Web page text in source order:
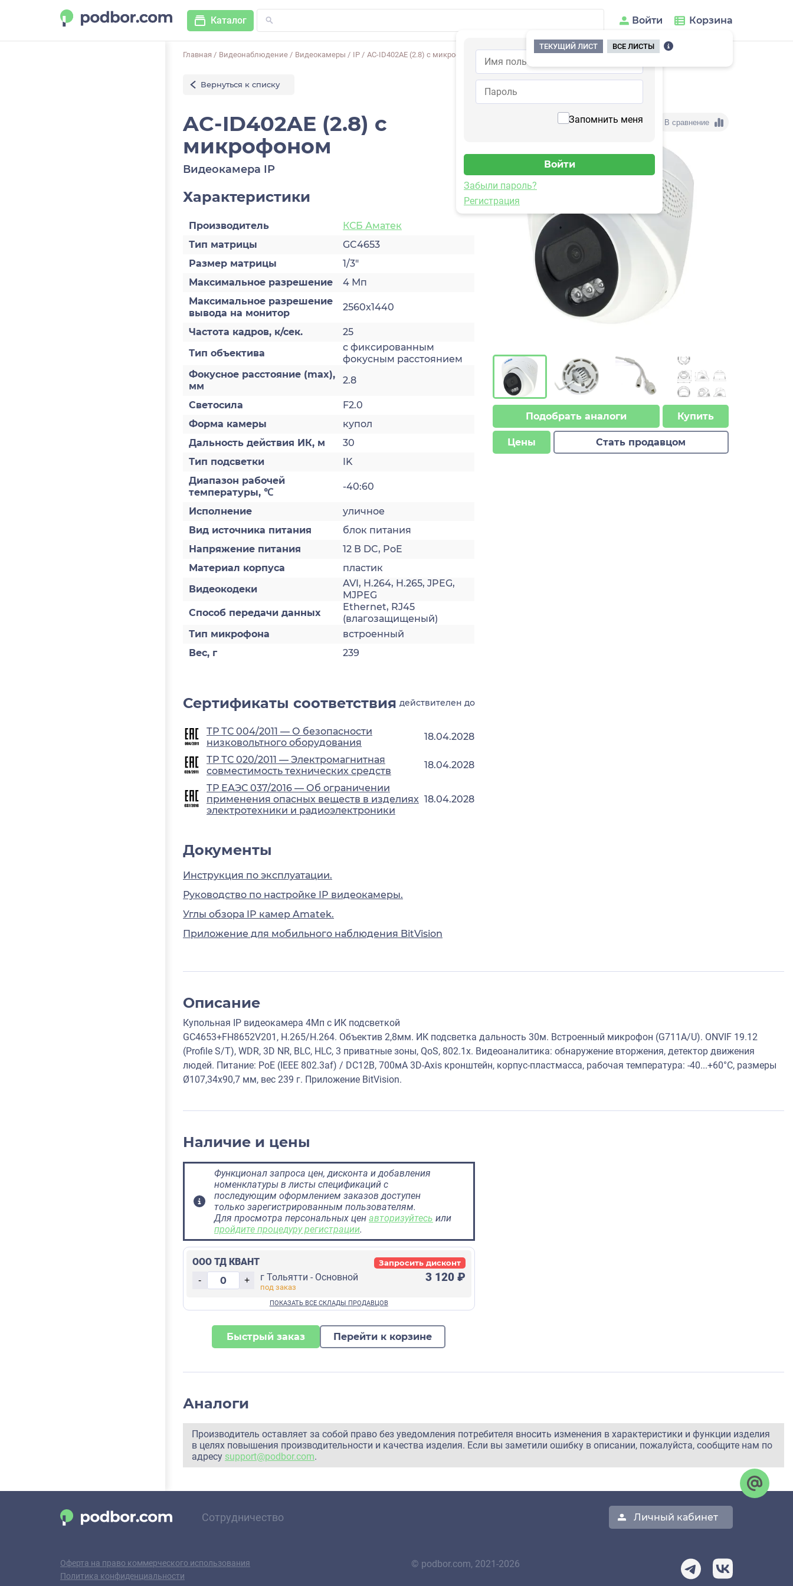
Каталог Войти
Запомнить меня
Забыли пароль?
Регистрация
Корзина
ТЕКУЩИЙ ЛИСТ
ВСЕ ЛИСТЫ
Главная / Видеонаблюдение / Видеокамеры / IP / AC-ID402AE (2.8) с микрофоном
Вернуться к списку
AC-ID402AE (2.8) с
микрофоном
Видеокамера IP
Характеристики
Производитель
КСБ Аматек
Тип матрицы
GC4653
Размер матрицы
1/3″
Максимальное разрешение
4 Мп
Максимальное разрешение
вывода на монитор
2560x1440
Частота кадров, к/сек.
25
Тип объектива
с фиксированным
фокусным расстоянием
Фокусное расстояние (max),
мм
2.8
Светосила
F2.0
Форма камеры
купол
Дальность действия ИК, м
30
Тип подсветки
IK
Диапазон рабочей
температуры, ℃
-40:60
Исполнение
уличное
Вид источника питания
блок питания
Напряжение питания
12 В DC, PoE
Материал корпуса
пластик
Видеокодеки
AVI, H.264, H.265, JPEG,
MJPEG
Способ передачи данных
Ethernet, RJ45
(влагозащищеный)
Тип микрофона
встроенный
Вес, г
239
В сравнение
Подобрать аналоги Купить
Цены Стать продавцом
Сертификаты соответствия действителен до
ТР ТС 004/2011 — О безопасности
низковольтного оборудования
18.04.2028
ТР ТС 020/2011 — Электромагнитная
совместимость технических средств
18.04.2028
ТР ЕАЭС 037/2016 — Об ограничении
применения опасных веществ в изделиях
электротехники и радиоэлектроники
18.04.2028
Документы
Инструкция по эксплуатации.
Руководство по настройке IP видеокамеры.
Углы обзора IP камер Amatek.
Приложение для мобильного наблюдения BitVision
Описание
Купольная IP видеокамера 4Мп с ИК подсветкой
GC4653+FH8652V201, H.265/H.264. Объектив 2,8мм. ИК подсветка дальность 30м. Встроенный микрофон (G711A/U). ONVIF 19.12
(Profile S/T), WDR, 3D NR, BLC, HLC, 3 приватные зоны, QoS, 802.1x. Видеоаналитика: обнаружение вторжения, детектор движения
людей. Питание: PoE (IEEE 802.3af) / DC12В, 700мA 3D-Axis кронштейн, корпус-пластмасса, рабочая температура: -40...+60°C, размеры
Ø107,34x90,7 мм, вес 239 г. Приложение BitVision.
Наличие и цены
Функционал запроса цен, дисконта и добавления
номенклатуры в листы спецификаций с
последующим оформлением заказов доступен
только зарегистрированным пользователям.
Для просмотра персональных цен авторизуйтесь или
пройдите процедуру регистрации.
ООО ТД КВАНТ
- + г Тольятти - Основной 3 120 ₽
Запросить дисконт
Быстрый заказ Перейти к корзине
Аналоги
Производитель оставляет за собой право без уведомления потребителя вносить изменения в характеристики и функции изделия
в целях повышения производительности и качества изделия. Если вы заметили ошибку в описании, пожалуйста, сообщите нам по
адресу support@podbor.com.
Сотрудничество Личный кабинет
Оферта на право коммерческого использования
Политика конфиденциальности
© podbor.com, 2021-2026